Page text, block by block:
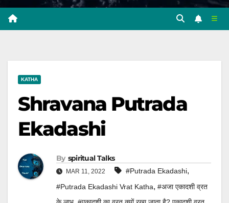
KATHA
Shravana Putrada
Ekadashi
By Spiritual Talks
MAR 11, 2022 #Putrada Ekadashi,
#Putrada Ekadashi Vrat Katha, #अजा एकादशी व्रत